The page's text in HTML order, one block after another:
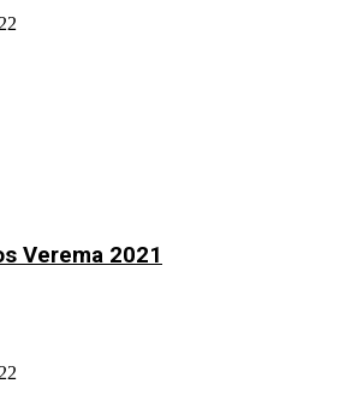
Verema 2021